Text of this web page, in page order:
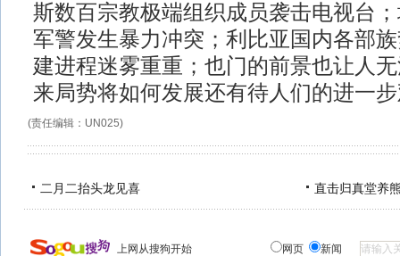
斯数百宗教极端组织成员袭击电视台
军警发生暴力冲突；利比亚国内各部
建进程迷雾重重；也门的前景也让人
来局势将如何发展还有待人们的进一
(责任编辑：UN025)
二月二抬头龙见喜 直击归真堂养
上网从搜狗开始 网页 新闻